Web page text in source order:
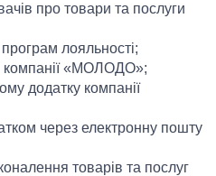
про товари та послуги
лояльності;
компанії «МОЛОДО»;
додатку компанії
через електронну пошту
товарів та послуг